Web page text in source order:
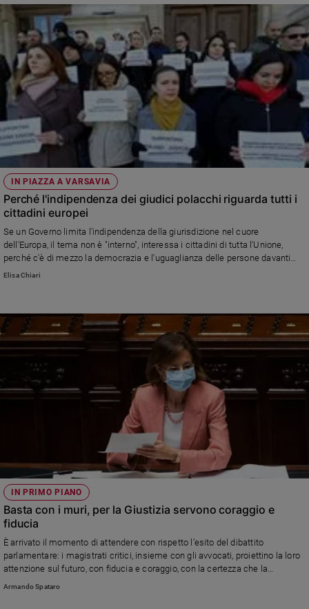
Libri
Musica
Arte
Famiglia
ed
educazione
Genitori
e
Nonni
Coppia
Scuola
e
giovani
Adolescenza
Vai
Riflessioni
Podcast
Privacy
Chi
siamo
IN PIAZZA A VARSAVIA
Perché l'indipendenza dei giudici polacchi riguarda tutti i
cittadini europei
Se un Governo limita l'indipendenza della giurisdizione nel cuore
dell'Europa, il tema non è "interno", interessa i cittadini di tutta l'Unione,
perché c'è di mezzo la democrazia e l'uguaglianza delle persone davanti
alla legge.
Elisa Chiari
IN PRIMO PIANO
Basta con i muri, per la Giustizia servono coraggio e
fiducia
È arrivato il momento di attendere con rispetto l’esito del dibattito
parlamentare: i magistrati critici, insieme con gli avvocati, proiettino la loro
attenzione sul futuro, con fiducia e coraggio, con la certezza che la
ragionevole durata dei processi è garanzia di credibilità della giustizia (di
Armando Spataro